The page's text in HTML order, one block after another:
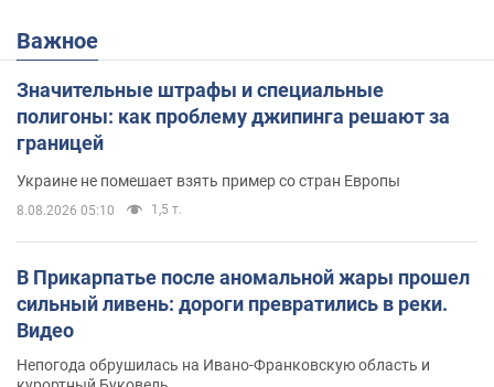
Важное
Значительные штрафы и специальные
полигоны: как проблему джипинга решают за
границей
Украине не помешает взять пример со стран Европы
8.08.2026 05:10 1,5 т.
В Прикарпатье после аномальной жары прошел
сильный ливень: дороги превратились в реки.
Видео
Непогода обрушилась на Ивано-Франковскую область и